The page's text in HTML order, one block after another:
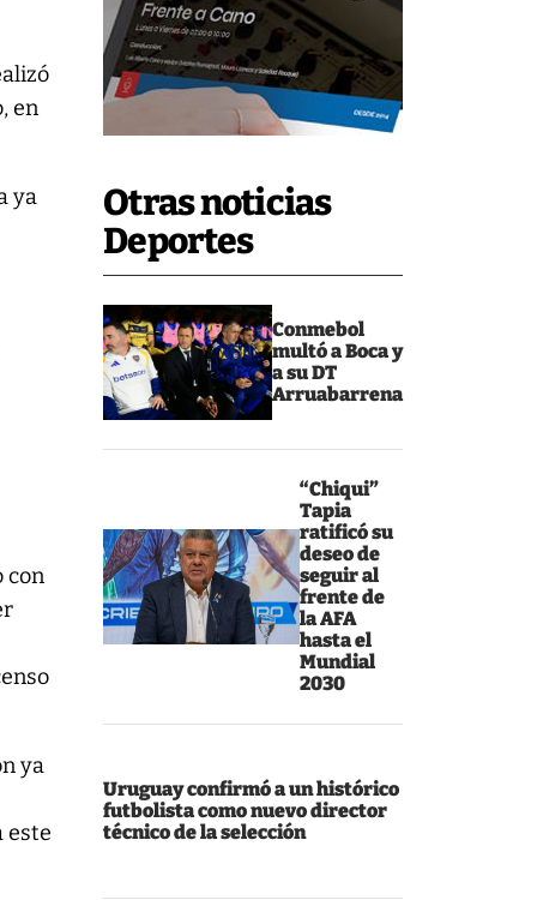
Otras noticias
Deportes
Conmebol
multó a Boca y
a su DT
Arruabarrena
“Chiqui”
Tapia
ratificó su
deseo de
seguir al
frente de
la AFA
hasta el
Mundial
2030
Uruguay confirmó a un histórico
futbolista como nuevo director
técnico de la selección
en
ya
con
ya
este